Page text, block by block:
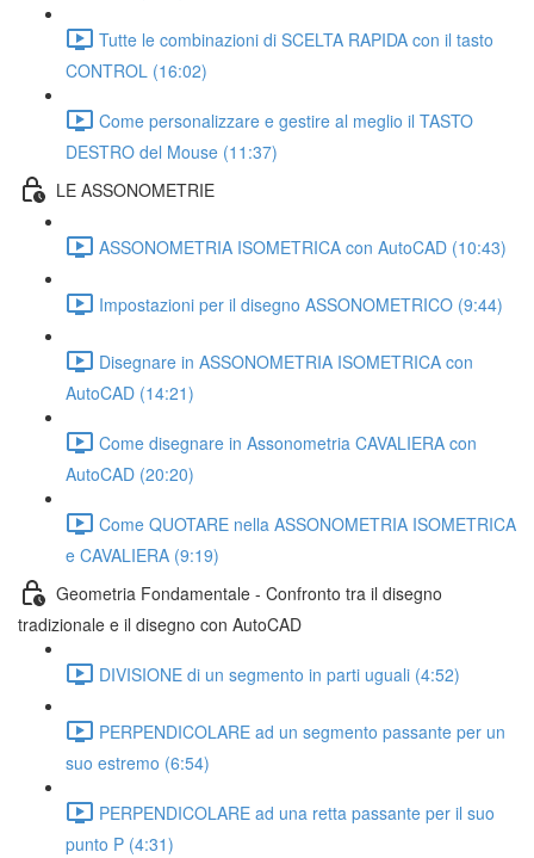
Tutte le combinazioni di SCELTA RAPIDA con il tasto
CONTROL (16:02)
Come personalizzare e gestire al meglio il TASTO
DESTRO del Mouse (11:37)
LE ASSONOMETRIE
ASSONOMETRIA ISOMETRICA con AutoCAD (10:43)
Impostazioni per il disegno ASSONOMETRICO (9:44)
Disegnare in ASSONOMETRIA ISOMETRICA con
AutoCAD (14:21)
Come disegnare in Assonometria CAVALIERA con
AutoCAD (20:20)
Come QUOTARE nella ASSONOMETRIA ISOMETRICA
e CAVALIERA (9:19)
Geometria Fondamentale - Confronto tra il disegno
tradizionale e il disegno con AutoCAD
DIVISIONE di un segmento in parti uguali (4:52)
PERPENDICOLARE ad un segmento passante per un
suo estremo (6:54)
PERPENDICOLARE ad una retta passante per il suo
punto P (4:31)